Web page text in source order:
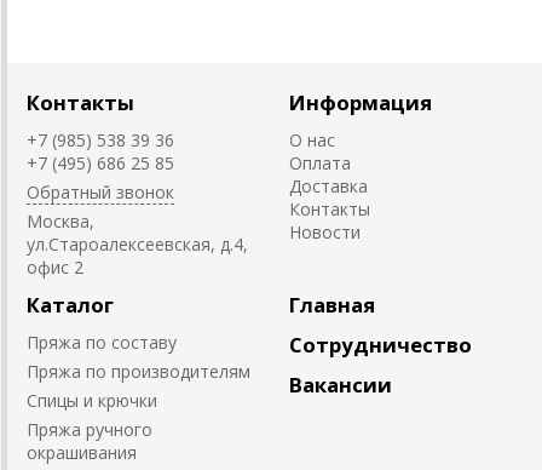
Контакты
+7 (985) 538 39 36
+7 (495) 686 25 85
Обратный звонок
Москва,
ул.Староалексеевская, д.4,
офис 2
Информация
О нас
Оплата
Доставка
Контакты
Новости
Каталог
Пряжа по составу
Пряжа по производителям
Спицы и крючки
Пряжа ручного
окрашивания
Главная
Сотрудничество
Вакансии